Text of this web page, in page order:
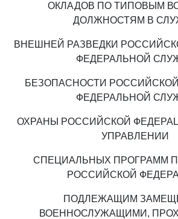
ОКЛАДОВ ПО ТИПОВЫМ
ДОЛЖНОСТЯМ В
ВНЕШНЕЙ РАЗВЕДКИ
ФЕДЕРАЛЬНОЙ
БЕЗОПАСНОСТИ
ФЕДЕРАЛЬНОЙ
ОХРАНЫ РОССИЙСКОЙ
УПРАВЛЕНИИ
СПЕЦИАЛЬНЫХ ПРОГРАММ
РОССИЙСКОЙ
ПОДЛЕЖАЩИМ
ВОЕННОСЛУЖАЩИМИ,